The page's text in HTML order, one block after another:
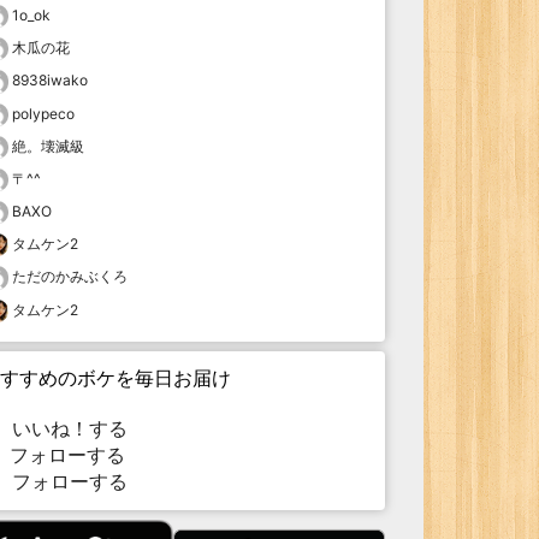
1o_ok
木瓜の花
8938iwako
polypeco
絶。壊滅級
〒^^
BAXO
タムケン2
ただのかみぶくろ
タムケン2
すめのボケを毎日お届け
いいね！する
ォローする
フォローする